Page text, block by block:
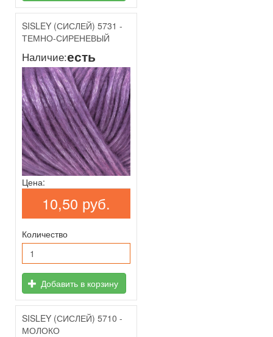
SISLEY (СИСЛЕЙ) 5731 -
ТЕМНО-СИРЕНЕВЫЙ
Наличие:есть
Цена:
10,50 руб.
Количество
Добавить в корзину
SISLEY (СИСЛЕЙ) 5710 -
МОЛОКО